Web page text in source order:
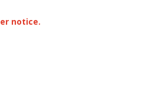
notice.